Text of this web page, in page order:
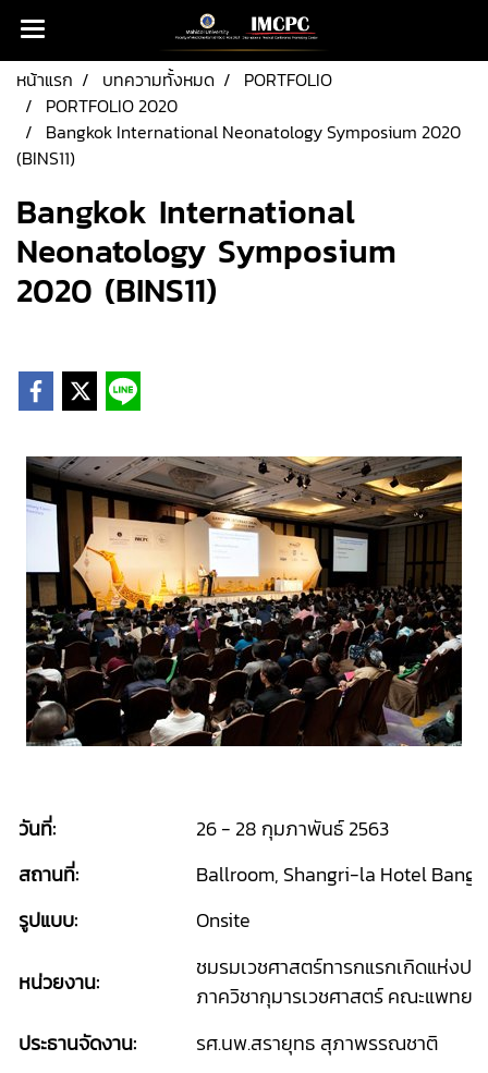
หน้าแรก บทความทั้งหมด
PORTFOLIO
PORTFOLIO 2020
Bangkok International Neonatology Symposium 2020
(BINS11)
Bangkok International
Neonatology Symposium
2020 (BINS11)
วันที่:
26 - 28 กุมภาพันธ์ 2563
สถานที่:
Ballroom, Shangri-la Hotel
รูปแบบ:
Onsite
หน่วยงาน:
ชมรมเวชศาสตร์ทารกแรกเกิดแห่งปร
ภาควิชากุมารเวชศาสตร์ คณะแพทย
ประธานจัดงาน:
รศ.นพ.สรายุทธ สุภาพรรณชาติ